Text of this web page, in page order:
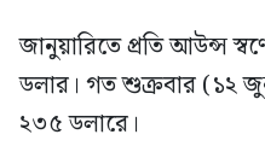
জানুয়ারিতে প্রতি আউন্স
ডলার। গত শুক্রবার (১২
২৩৫ ডলারে।